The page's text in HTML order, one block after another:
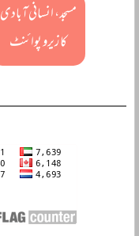
مسجد، انسانی آبادی
کا زیرو پوائنٹ